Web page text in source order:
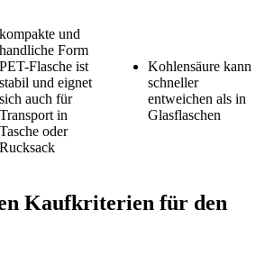
kompakte und
handliche Form
PET-Flasche ist
stabil und eignet
sich auch für
Transport in
Tasche oder
Rucksack
Kohlensäure kann
schneller
entweichen als in
Glasflaschen
Kaufkriterien für den